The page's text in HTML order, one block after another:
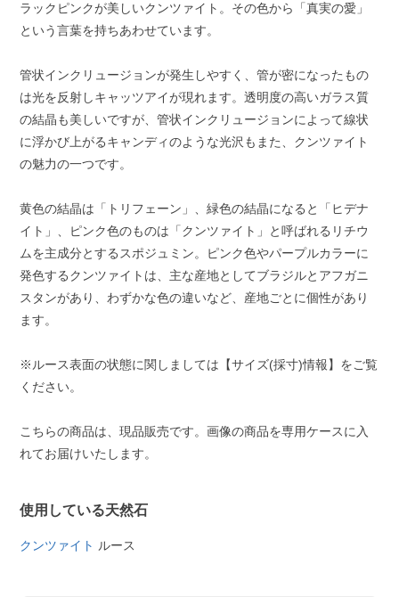
ラックピンクが美しいクンツァイト。その色から「真実の愛」
という言葉を持ちあわせています。
管状インクリュージョンが発生しやすく、管が密になったもの
は光を反射しキャッツアイが現れます。透明度の高いガラス質
の結晶も美しいですが、管状インクリュージョンによって線状
に浮かび上がるキャンディのような光沢もまた、クンツァイト
の魅力の一つです。
黄色の結晶は「トリフェーン」、緑色の結晶になると「ヒデナ
イト」、ピンク色のものは「クンツァイト」と呼ばれるリチウ
ムを主成分とするスポジュミン。ピンク色やパープルカラーに
発色するクンツァイトは、主な産地としてブラジルとアフガニ
スタンがあり、わずかな色の違いなど、産地ごとに個性があり
ます。
※ルース表面の状態に関しましては【サイズ(採寸)情報】をご覧
ください。
こちらの商品は、現品販売です。画像の商品を専用ケースに入
れてお届けいたします。
使用している天然石
クンツァイト ルース